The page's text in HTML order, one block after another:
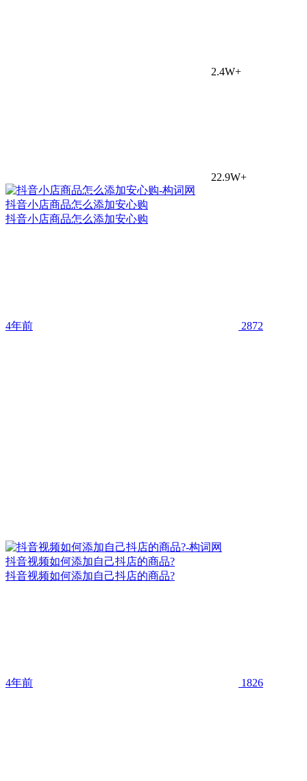
2.4W+
22.9W+
抖音小店商品怎么添加安心购
抖音小店商品怎么添加安心购
4年前 2872
抖音视频如何添加自己抖店的商品?
抖音视频如何添加自己抖店的商品?
4年前 1826